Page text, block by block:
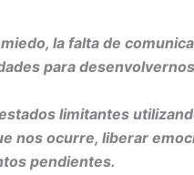
la falta de
para
limitantes
nos ocurre, liberar
pendientes.